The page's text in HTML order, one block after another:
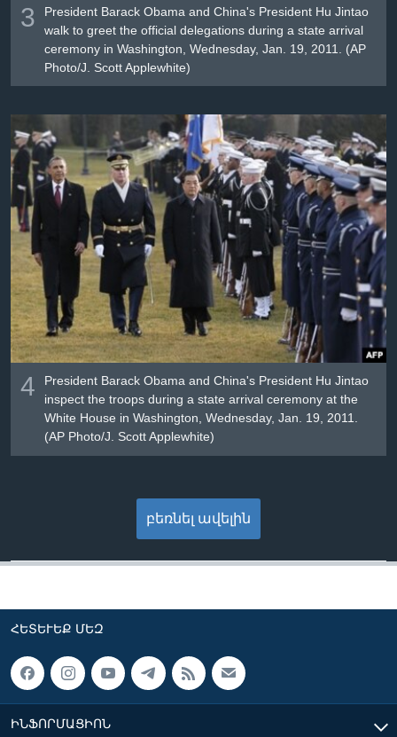
3
President Barack Obama and China's President Hu Jintao
walk to greet the official delegations during a state arrival
ceremony in Washington, Wednesday, Jan. 19, 2011. (AP
Photo/J. Scott Applewhite)
4
President Barack Obama and China's President Hu Jintao
inspect the troops during a state arrival ceremony at the
White House in Washington, Wednesday, Jan. 19, 2011.
(AP Photo/J. Scott Applewhite)
բեռնել ավելին
ՀԵՏԵՒԵՔ ՄԵԶ
ԻՆՖՈՐՄԱՑԻՈՆ